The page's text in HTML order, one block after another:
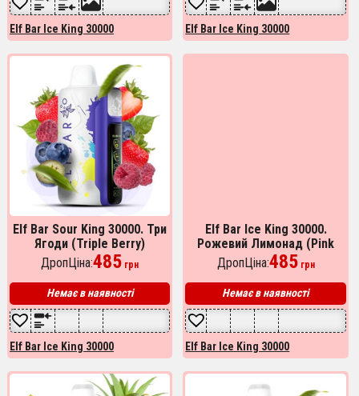
Elf Bar Ice King 30000 Elf Bar Ice King 30000
Elf Bar Sour King 30000. Три
Ягоди (Triple Berry)
ДропЦіна:485 грн
Немає в наявності
Elf Bar Ice King 30000
Elf Bar Ice King 30000.
Рожевий Лимонад (Pink
Lemonade)
ДропЦіна:485грн
Немає в наявності
Elf Bar Ice King 30000